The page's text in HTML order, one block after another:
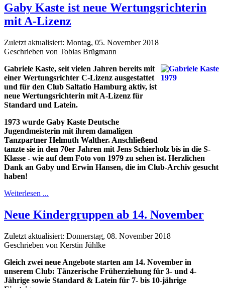
Gaby Kaste ist neue Wertungsrichterin
mit A-Lizenz
Zuletzt aktualisiert: Montag, 05. November 2018
Geschrieben von Tobias Brügmann
Gabriele Kaste, seit vielen Jahren bereits mit
einer Wertungsrichter C-Lizenz ausgestattet
und für den Club Saltatio Hamburg aktiv, ist
neue Wertungsrichterin mit A-Lizenz für
Standard und Latein.
1973 wurde Gaby Kaste Deutsche
Jugendmeisterin mit ihrem damaligen
Tanzpartner Helmuth Walther. Anschließend
tanzte sie in den 70er Jahren mit Jens Schierholz bis in die S-
Klasse - wie auf dem Foto von 1979 zu sehen ist. Herzlichen
Dank an Gaby und Erwin Hansen, die im Club-Archiv gesucht
haben!
Weiterlesen ...
Neue Kindergruppen ab 14. November
Zuletzt aktualisiert: Donnerstag, 08. November 2018
Geschrieben von Kerstin Jühlke
Gleich zwei neue Angebote starten am 14. November in
unserem Club: Tänzerische Früherziehung für 3- und 4-
Jährige sowie Standard & Latein für 7- bis 10-jährige